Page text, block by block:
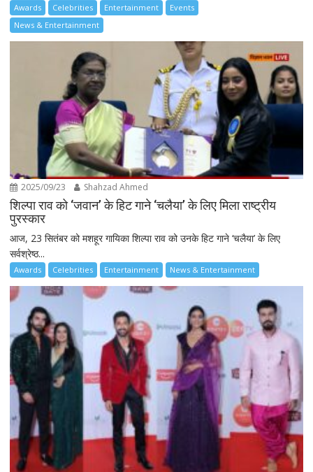
Awards Celebrities Entertainment
Events
News & Entertainment
2025/09/23 Shahzad Ahmed
शिल्पा राव को ‘जवान’ के हिट गाने ‘चलैया’ के लिए मिला राष्ट्रीय
पुरस्कार
आज, 23 सितंबर को मशहूर गायिका शिल्पा राव को उनके हिट गाने ‘चलैया’ के लिए
सर्वश्रेष्ठ...
Awards Celebrities Entertainment News & Entertainment